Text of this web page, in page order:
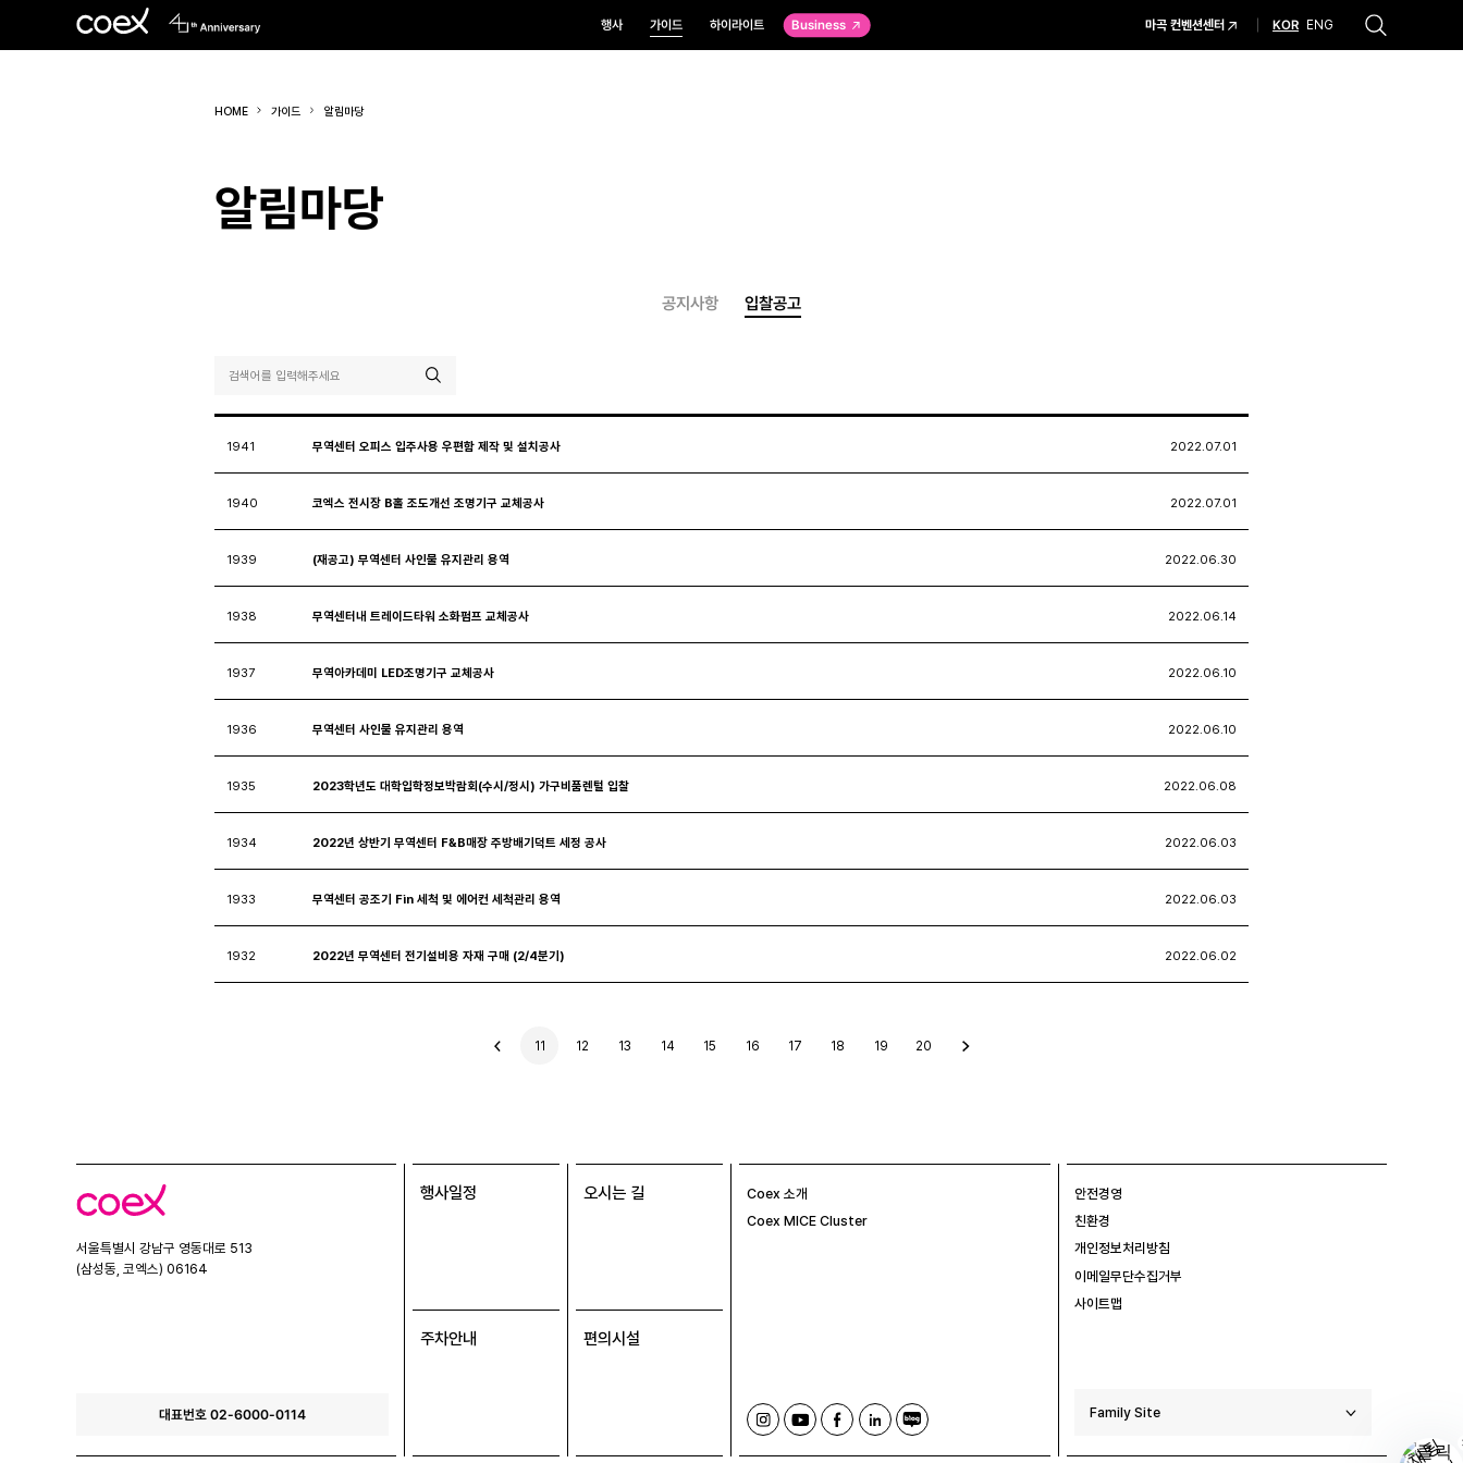
행사 가이드 하이라이트 Business 마곡 컨벤션센터 KOR ENG
HOME 가이드 알림마당
알림마당
공지사항 입찰공고
1941 무역센터 오피스 입주사용 우편함 제작 및 설치공사 2022.07.01
1940 코엑스 전시장 B홀 조도개선 조명기구 교체공사 2022.07.01
1939 (재공고) 무역센터 사인물 유지관리 용역 2022.06.30
1938 무역센터내 트레이드타워 소화펌프 교체공사 2022.06.14
1937 무역아카데미 LED조명기구 교체공사 2022.06.10
1936 무역센터 사인물 유지관리 용역 2022.06.10
1935 2023학년도 대학입학정보박람회(수시/정시) 가구비품렌털 입찰 2022.06.08
1934 2022년 상반기 무역센터 F&B매장 주방배기덕트 세정 공사 2022.06.03
1933 무역센터 공조기 Fin 세척 및 에어컨 세척관리 용역 2022.06.03
1932 2022년 무역센터 전기설비용 자재 구매 (2/4분기) 2022.06.02
11 12 13 14 15 16 17 18 19 20
코
엑
서울특별시 강남구 영동대로 513
(삼성동, 코엑스) 06164
대표번호 02-6000-0114
행사일정 오시는 길
주차안내 편의시설
Coex 소개
Coex MICE Cluster
인
스
타
유
튜
브
페
이
스
링
크
드
블
로
그
안전경영
친환경
개인정보처리방침
이메일무단수집거부
사이트맵
Family Site